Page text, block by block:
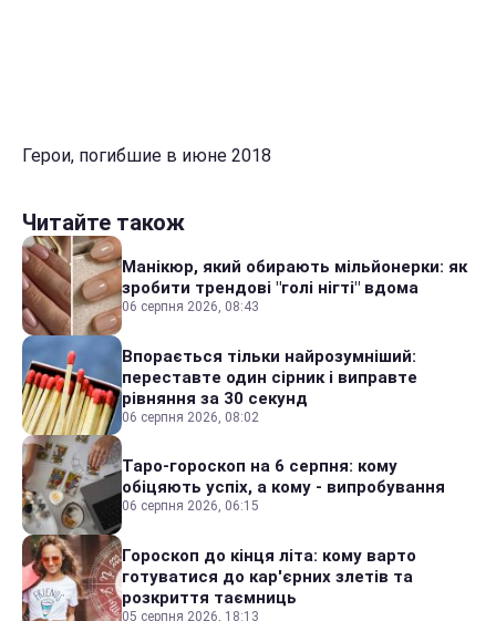
Герои, погибшие в июне 2018
Читайте також
Манікюр, який обирають мільйонерки: як
зробити трендові "голі нігті" вдома
06 серпня 2026, 08:43
Впорається тільки найрозумніший:
переставте один сірник і виправте
рівняння за 30 секунд
06 серпня 2026, 08:02
Таро-гороскоп на 6 серпня: кому
обіцяють успіх, а кому - випробування
06 серпня 2026, 06:15
Гороскоп до кінця літа: кому варто
готуватися до кар'єрних злетів та
розкриття таємниць
05 серпня 2026, 18:13